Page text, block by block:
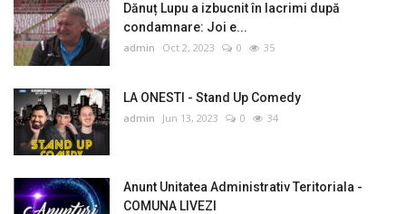
Dănuț Lupu a izbucnit în lacrimi după
condamnare: Joi e...
admin Oct 2, 2023 0 35
LA ONESTI - Stand Up Comedy
admin Jun 13, 2023 0 34
Anunt Unitatea Administrativ Teritoriala -
COMUNA LIVEZI